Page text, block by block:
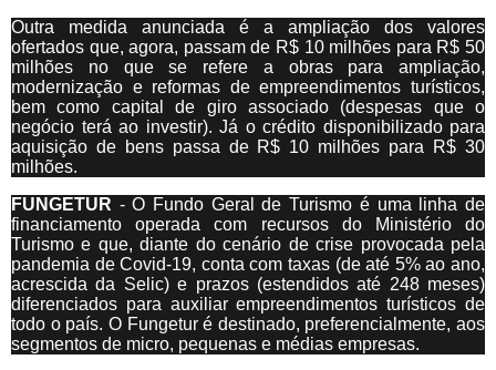
Outra medida anunciada é a ampliação dos valores
ofertados que, agora, passam de R$ 10 milhões para R$ 50
milhões no que se refere a obras para ampliação,
modernização e reformas de empreendimentos turísticos,
bem como capital de giro associado (despesas que o
negócio terá ao investir). Já o crédito disponibilizado para
aquisição de bens passa de R$ 10 milhões para R$ 30
milhões.
FUNGETUR - O Fundo Geral de Turismo é uma linha de
financiamento operada com recursos do Ministério do
Turismo e que, diante do cenário de crise provocada pela
pandemia de Covid-19, conta com taxas (de até 5% ao ano,
acrescida da Selic) e prazos (estendidos até 248 meses)
diferenciados para auxiliar empreendimentos turísticos de
todo o país. O Fungetur é destinado, preferencialmente, aos
segmentos de micro, pequenas e médias empresas.